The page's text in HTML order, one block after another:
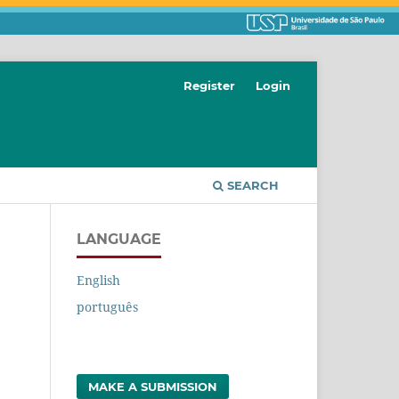
SEARCH
Register Login
LANGUAGE
English
português
MAKE A SUBMISSION